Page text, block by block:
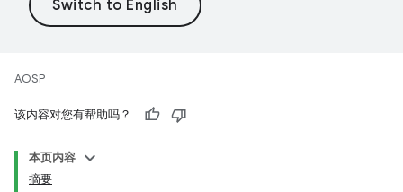
AOSP
该内容对您有帮助吗？
本页内容
摘要